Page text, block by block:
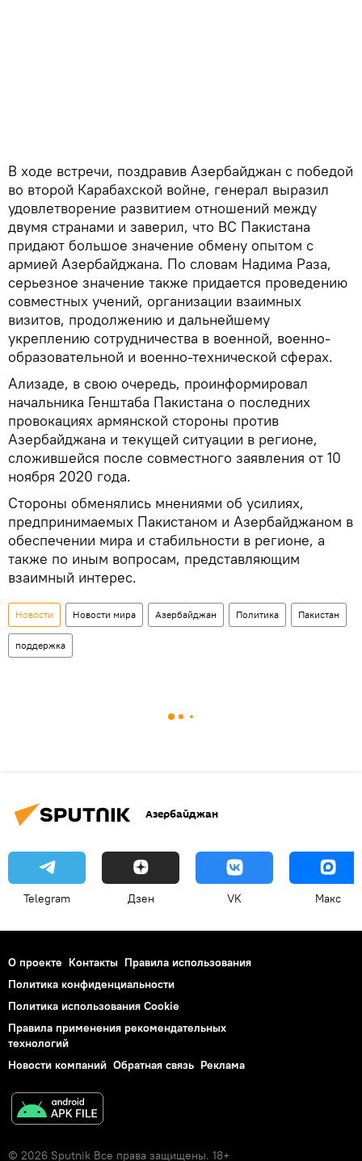
В ходе встречи, поздравив Азербайджан с победой
во второй Карабахской войне, генерал выразил
удовлетворение развитием отношений между
двумя странами и заверил, что ВС Пакистана
придают большое значение обмену опытом с
армией Азербайджана. По словам Надима Раза,
серьезное значение также придается проведению
совместных учений, организации взаимных
визитов, продолжению и дальнейшему
укреплению сотрудничества в военной, военно-
образовательной и военно-технической сферах.
Ализаде, в свою очередь, проинформировал
начальника Генштаба Пакистана о последних
провокациях армянской стороны против
Азербайджана и текущей ситуации в регионе,
сложившейся после совместного заявления от 10
ноября 2020 года.
Стороны обменялись мнениями об усилиях,
предпринимаемых Пакистаном и Азербайджаном в
обеспечении мира и стабильности в регионе, а
также по иным вопросам, представляющим
взаимный интерес.
Новости Новости мира Азербайджан Политика Пакистан
поддержка
Азербайджан
Telegram Дзен VK Макс
О проекте Контакты Правила использования
Политика конфиденциальности
Политика использования Cookie
Правила применения рекомендательных
технологий
Новости компаний Обратная связь Реклама
© 2026 Sputnik Все права защищены. 18+